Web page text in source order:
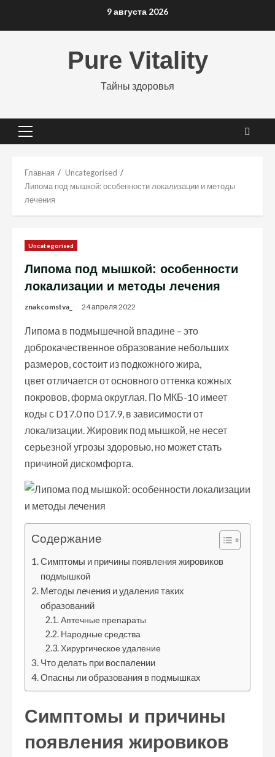
9 августа 2026
Pure Vitality
Тайны здоровья
Основное
Главная
Uncategorised
Липома под мышкой: особенности локализации и методы
лечения
Uncategorised
Липома под мышкой: особенности
локализации и методы лечения
znakcomstva_ 24 апреля 2022
Липома в подмышечной впадине – это
доброкачественное образование небольших
размеров, состоит из подкожного жира,
цвет отличается от основного оттенка кожных
покровов, форма округлая. По МКБ-10 имеет
коды с D17.0 по D17.9, в зависимости от
локализации. Жировик под мышкой, не несет
серьезной угрозы здоровью, но может стать
причиной дискомфорта.
Содержание
Симптомы и причины появления жировиков
подмышкой
Методы лечения и удаления таких
образований
Аптечные препараты
Народные средства
Хирургическое удаление
Что делать при воспалении
Опасны ли образования в подмышках
Симптомы и причины
появления жировиков